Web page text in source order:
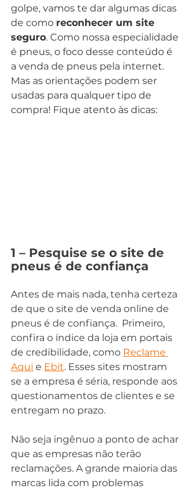
golpe, vamos te dar algumas dicas
de como reconhecer um site
seguro. Como nossa especialidade
é pneus, o foco desse conteúdo é
a venda de pneus pela internet.
Mas as orientações podem ser
usadas para qualquer tipo de
compra! Fique atento às dicas:
1 – Pesquise se o site de
pneus é de confiança
Antes de mais nada, tenha certeza
de que o site de venda online de
pneus é de confiança.  Primeiro,
confira o índice da loja em portais
de credibilidade, como Reclame
Aqui e Ebit. Esses sites mostram
se a empresa é séria, responde aos
questionamentos de clientes e se
entregam no prazo.
Não seja ingênuo a ponto de achar
que as empresas não terão
reclamações. A grande maioria das
marcas lida com problemas